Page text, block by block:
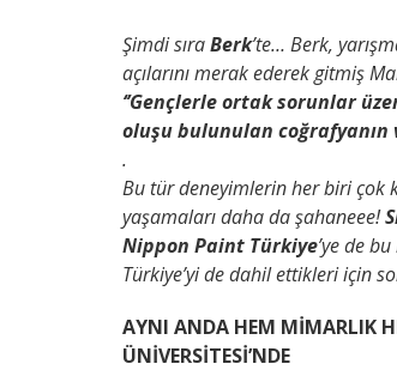
Şimdi sıraBerk’te… Berk,
açılarını merak ederek gitmiş
‘’Gençlerle ortak sorunlar
oluşu bulunulan coğrafyanın
.
Bu tür deneyimlerin her biri çok
yaşamaları daha da şahaneee!
Nippon Paint Türkiye’ye de
Türkiye’yi de dahil ettikleri için
AYNI ANDA HEM MİMARLIK
ÜNİVERSİTESİ’NDE